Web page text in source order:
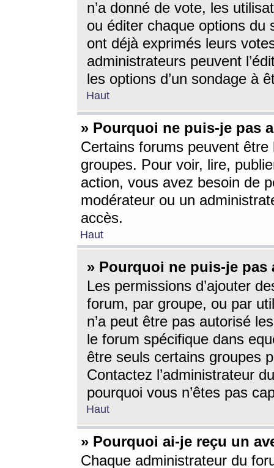
n’a donné de vote, les
ou éditer chaque options du
ont déjà exprimés leurs
administrateurs peuvent
les options d’un sondage à
Haut
» Pourquoi ne puis-je pas
Certains forums peuvent être
groupes. Pour voir, lire,
action, vous avez besoin de
modérateur ou un
accès.
Haut
» Pourquoi ne puis-je
Les permissions d’ajouter
forum, par groupe, ou par
n’a peut être pas autorisé
le forum spécifique dans
être seuls certains groupes
Contactez l’administrateur
pourquoi vous n’êtes pas
Haut
» Pourquoi ai-je reçu un
Chaque administrateur du